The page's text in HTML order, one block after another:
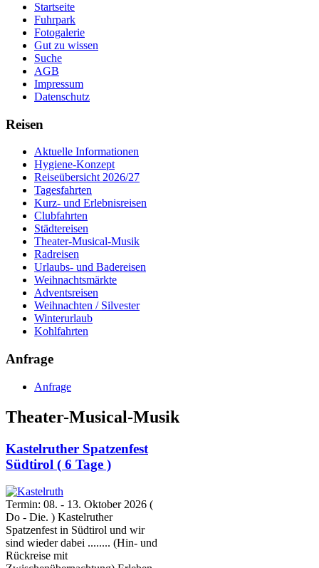
Startseite
Fuhrpark
Fotogalerie
Gut zu wissen
Suche
AGB
Impressum
Datenschutz
Reisen
Aktuelle Informationen
Hygiene-Konzept
Reiseübersicht 2026/27
Tagesfahrten
Kurz- und Erlebnisreisen
Clubfahrten
Städtereisen
Theater-Musical-Musik
Radreisen
Urlaubs- und Badereisen
Weihnachtsmärkte
Adventsreisen
Weihnachten / Silvester
Winterurlaub
Kohlfahrten
Anfrage
Anfrage
Theater-Musical-Musik
Kastelruther Spatzenfest
Südtirol ( 6 Tage )
Termin: 08. - 13. Oktober 2026 (
Do - Die. ) Kastelruther
Spatzenfest in Südtirol und wir
sind wieder dabei ........ (Hin- und
Rückreise mit